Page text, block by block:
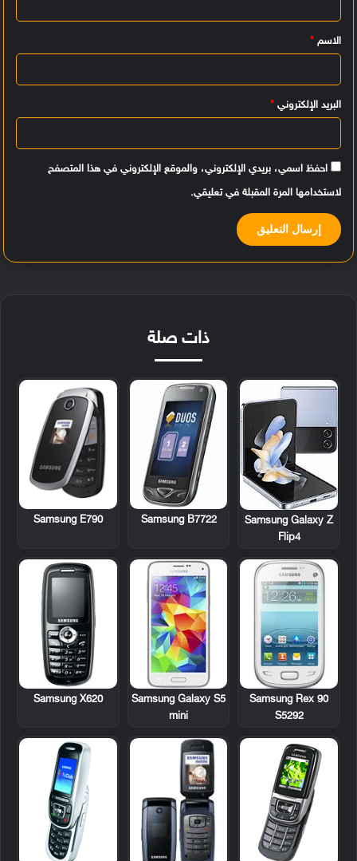
ي
ق
الاسم *
البريد الإلكتروني *
احفظ اسمي، بريدي الإلكتروني، والموقع الإلكتروني في هذا المتصفح
لاستخدامها المرة المقبلة في تعليقي.
ذات صلة
Samsung Galaxy Z
Flip4
Samsung B7722
Samsung E790
Samsung Rex 90
S5292
Samsung Galaxy S5
mini
Samsung X620